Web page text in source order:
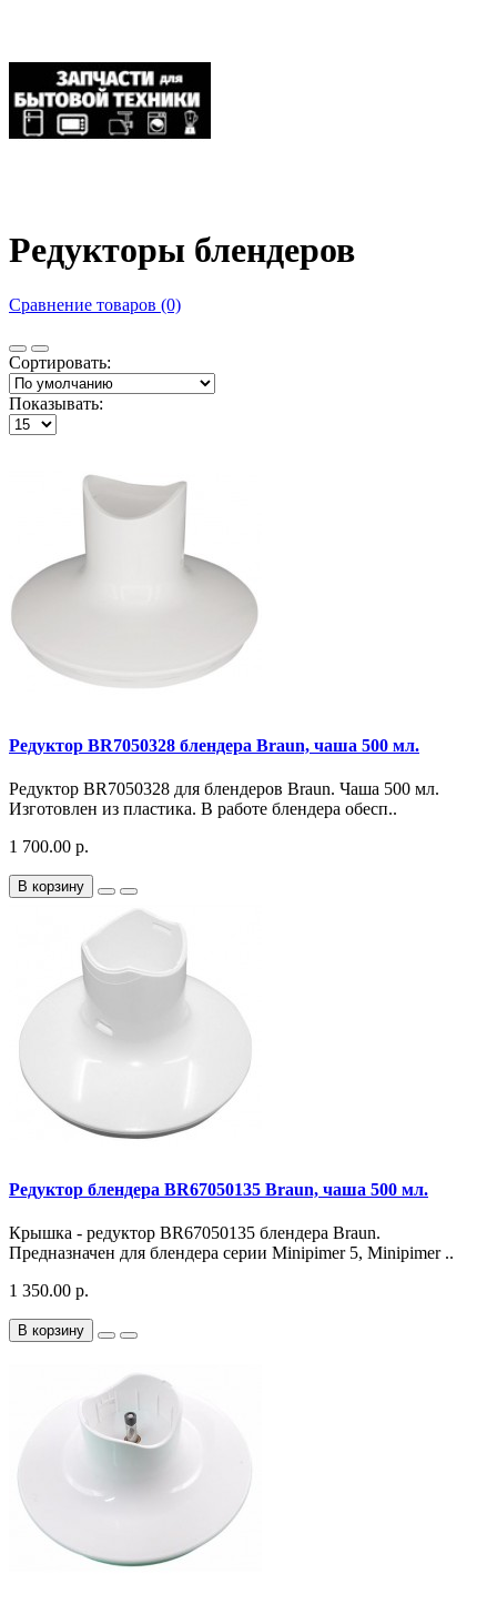
Редукторы блендеров
Сравнение товаров (0)
Сортировать:
Показывать:
Редуктор BR7050328 блендера Braun, чаша 500 мл.
Редуктор BR7050328 для блендеров Braun. Чаша 500 мл.
Изготовлен из пластика. В работе блендера обесп..
1 700.00 р.
В корзину
Редуктор блендера BR67050135 Braun, чаша 500 мл.
Крышка - редуктор BR67050135 блендера Braun.
Предназначен для блендера серии Minipimer 5, Minipimer ..
1 350.00 р.
В корзину